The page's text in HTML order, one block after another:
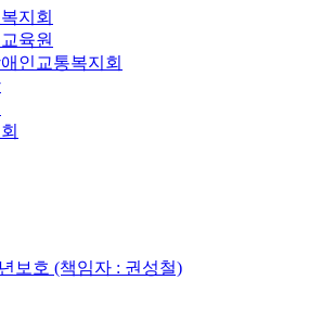
지회
육원
인교통복지회
보호 (책임자 : 권성철)